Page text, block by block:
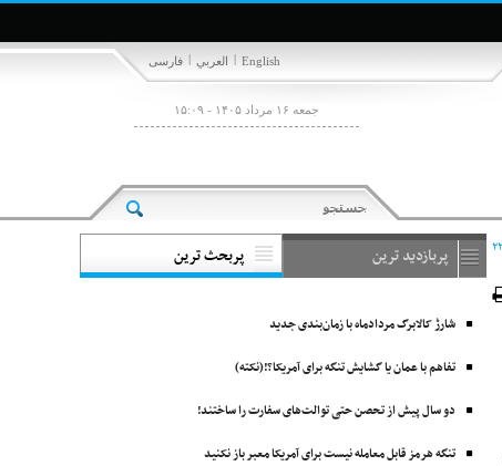
فارسی | العربي | English
جمعه ۱۶ مرداد ۱۴۰۵ - ۱۵:۰۹
پربازدید ترین پربحث ترین
شارژ کالابرگ مردادماه با زمان‌بندی جدید
تفاهم با عمان یا گشایش تنگه برای آمریکا؟!(نکته)
دو سال پیش از تحصن حتی توالت‌های سفارت را ساختند!
تنگه هرمز قابل معامله نیست برای آمریکا معبر باز نکنید